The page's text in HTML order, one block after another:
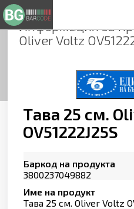
Информация за
Oliver Voltz
Тава 25 см.
OV51222J25S
Баркод на продукта
3800237049882
Име на продукт
Тава 25 см. Oliver Voltz
Общи
Декларация за
Заснемане